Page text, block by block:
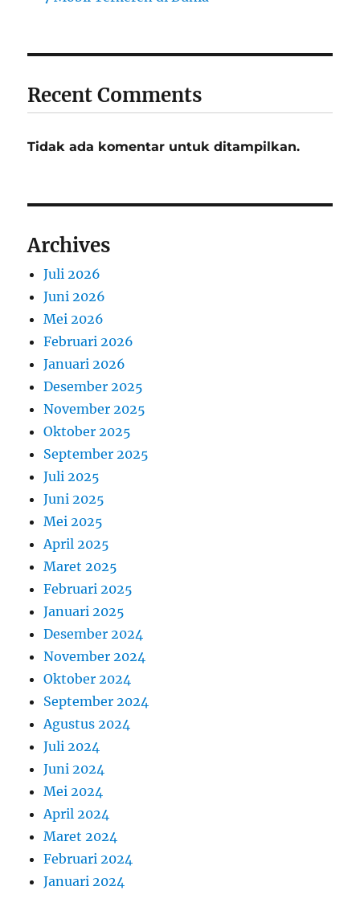
Recent Comments
Tidak ada komentar untuk ditampilkan.
Archives
Juli 2026
Juni 2026
Mei 2026
Februari 2026
Januari 2026
Desember 2025
November 2025
Oktober 2025
September 2025
Juli 2025
Juni 2025
Mei 2025
April 2025
Maret 2025
Februari 2025
Januari 2025
Desember 2024
November 2024
Oktober 2024
September 2024
Agustus 2024
Juli 2024
Juni 2024
Mei 2024
April 2024
Maret 2024
Februari 2024
Januari 2024